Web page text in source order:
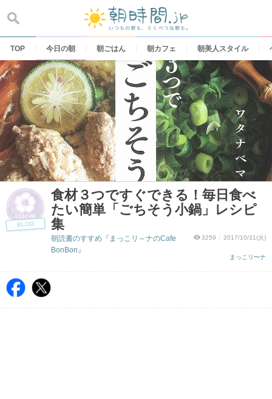
content
TOP 今日の朝 朝ごはん 朝カフェ 朝美人スタイル
BLOG
食材３つですぐできる！毎日食べ
たい簡単「ごちそう小鍋」レシピ
集
3259 2017/10/31(火)
まっこリ〜ナ
朝読書のすすめ『まっこリ～ナのCafe
BonBon』